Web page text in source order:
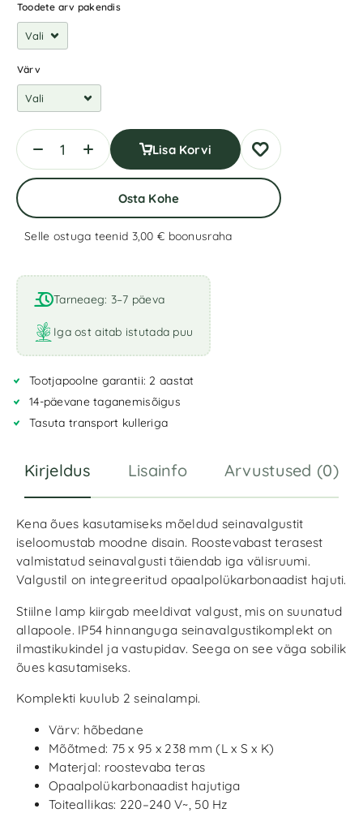
Toodete arv pakendis
Värv
Lisa Korvi
Osta Kohe
Selle ostuga teenid 3,00 € boonusraha
l
t
e
r
n
t
i
Tarneaeg: 3–7 päeva
Iga ost aitab istutada puu
Tootjapoolne garantii: 2 aastat
14-päevane taganemisõigus
Tasuta transport kulleriga
Kirjeldus Lisainfo Arvustused (0)
Kena õues kasutamiseks mõeldud seinavalgustit
iseloomustab moodne disain. Roostevabast terasest
valmistatud seinavalgusti täiendab iga välisruumi.
Valgustil on integreeritud opaalpolükarbonaadist hajuti.
Stiilne lamp kiirgab meeldivat valgust, mis on suunatud
allapoole. IP54 hinnanguga seinavalgustikomplekt on
ilmastikukindel ja vastupidav. Seega on see väga sobilik
õues kasutamiseks.
Komplekti kuulub 2 seinalampi.
Värv: hõbedane
Mõõtmed: 75 x 95 x 238 mm (L x S x K)
Materjal: roostevaba teras
Opaalpolükarbonaadist hajutiga
Toiteallikas: 220–240 V~, 50 Hz